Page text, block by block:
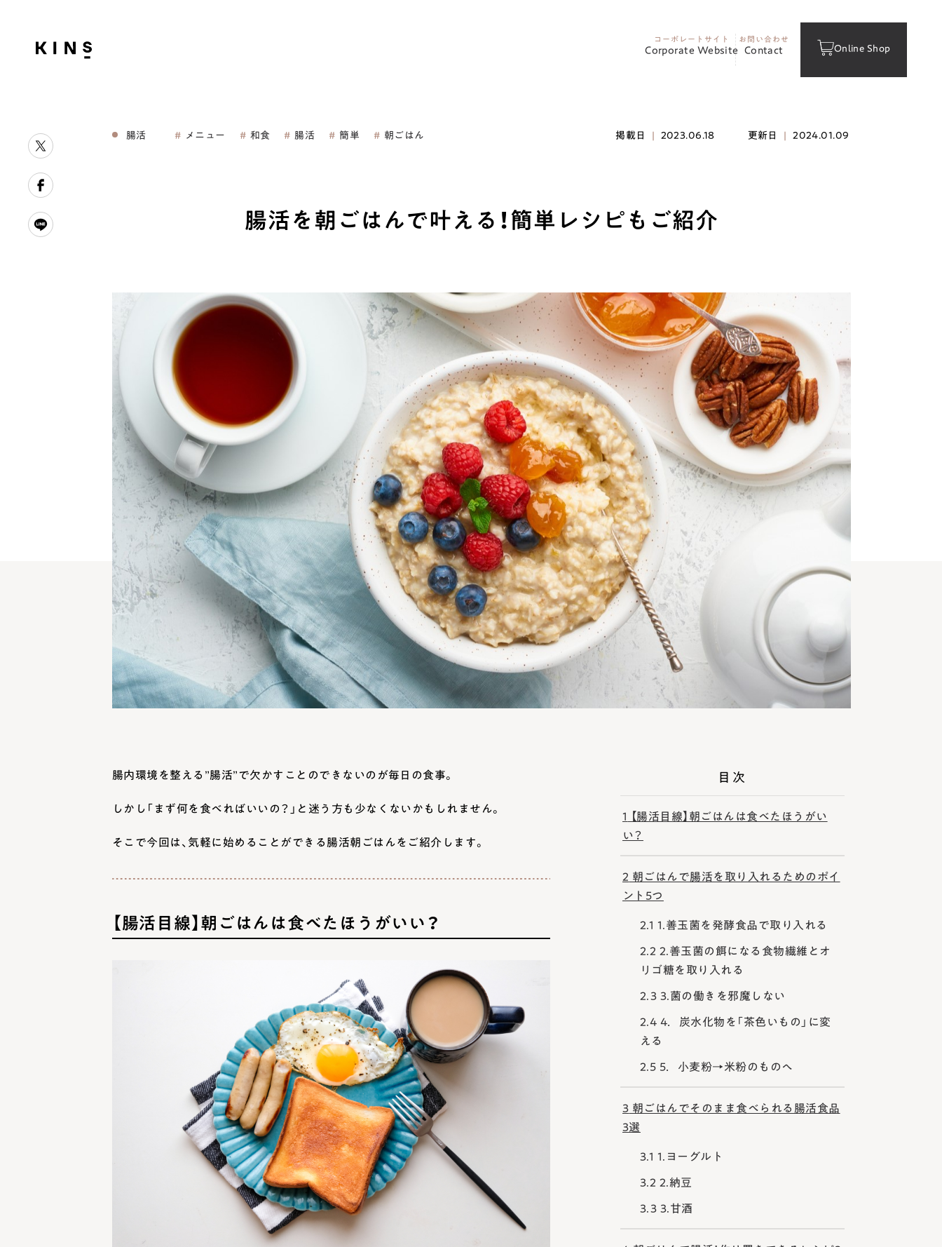
コーポレートサイト
Corporate Website
お問い合わせ
Contact Online Shop
腸活 メニュー 和食 腸活 簡単 朝ごはん 掲載日 | 2023.06.18 更新日 | 2024.01.09
腸活を朝ごはんで叶える！簡単レシピもご紹介
腸内環境を整える”腸活”で欠かすことのできないのが毎日の食事。
しかし「まず何を食べればいいの？」と迷う方も少なくないかもしれません。
そこで今回は、気軽に始めることができる腸活朝ごはんをご紹介します。
【腸活目線】朝ごはんは食べたほうがいい？
目次
1 【腸活目線】朝ごはんは食べたほうがい
い？
2 朝ごはんで腸活を取り入れるためのポイ
ント5つ
2.1 1.善玉菌を発酵食品で取り入れる
2.2 2.善玉菌の餌になる食物繊維とオ
リゴ糖を取り入れる
2.3 3.菌の働きを邪魔しない
2.4 4．炭水化物を「茶色いもの」に変
える
2.5 5．小麦粉→米粉のものへ
3 朝ごはんでそのまま食べられる腸活食品
3選
3.1 1.ヨーグルト
3.2 2.納豆
3.3 3.甘酒